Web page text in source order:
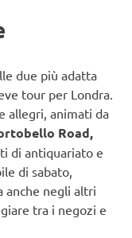
due più adatta
tour per Londra.
allegri, animati da
Road,
di antiquariato e
di sabato,
anche negli altri
tra i negozi e